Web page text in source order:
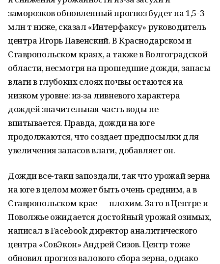
заморозков обновленный прогноз будет на 1,5-3
млн т ниже, сказал «Интерфаксу» руководитель
центра Игорь Павенский. В Краснодарском и
Ставропольском краях, а также в Волгоградской
области, несмотря на прошедшие дожди, запасы
влаги в глубоких слоях почвы остаются на
низком уровне: из-за ливневого характера
дождей значительная часть воды не
впитывается. Правда, дожди на юге
продолжаются, что создает предпосылки для
увеличения запасов влаги, добавляет он.
Дожди все-таки запоздали, так что урожай зерна
на юге в целом может быть очень средним, а в
Ставропольском крае — плохим. Зато в Центре и
Поволжье ожидается достойный урожай озимых,
написал в Facebook директор аналитического
центра «СовЭкон» Андрей Сизов. Центр тоже
обновил прогноз валового сбора зерна, однако